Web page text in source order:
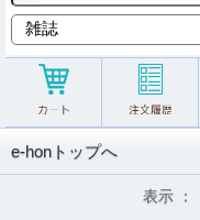
e-honトップへ
表示 ：